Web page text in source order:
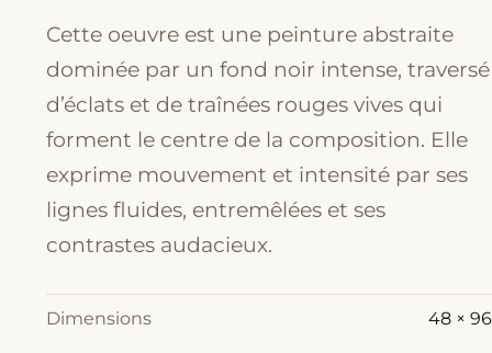
Cette oeuvre est une peinture abstraite
dominée par un fond noir intense, traversé
d’éclats et de traînées rouges vives qui
forment le centre de la composition. Elle
exprime mouvement et intensité par ses
lignes fluides, entremêlées et ses
contrastes audacieux.
Dimensions 48 × 96